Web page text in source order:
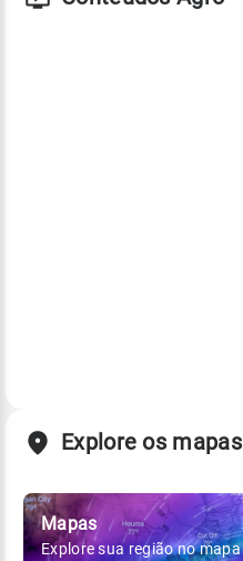
Explore os mapas
Mapas
Explore sua região no mapa